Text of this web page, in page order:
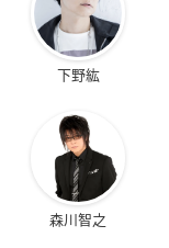
下野紘
森川智之